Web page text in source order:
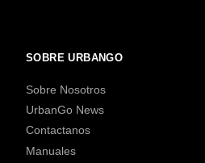
SOBRE URBANGO
Sobre Nosotros
UrbanGo News
Contactanos
Manuales